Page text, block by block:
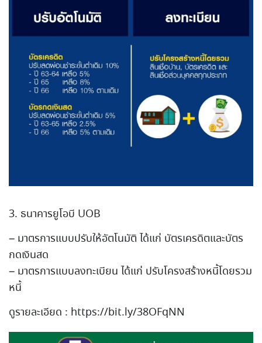
3. ธนาคารยูโอบี UOB
– มาตรการแบบปรับให้อัตโนมัติ ได้แก่ บัตรเครดิตและบัตร
กดเงินสด
– มาตรการแบบลงทะเบียน ได้แก่ ปรับโครงสร้างหนี้โดยรวม
หนี้
ดูรายละเอียด : https://bit.ly/38OFqNN